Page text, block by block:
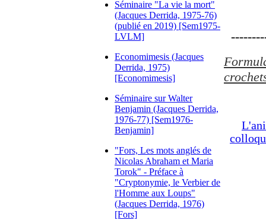
Séminaire "La vie la mort"
(Jacques Derrida, 1975-76)
(publié en 2019) [Sem1975-
LVLM]
Economimesis (Jacques
Derrida, 1975)
[Economimesis]
Séminaire sur Walter
Benjamin (Jacques Derrida,
1976-77) [Sem1976-
Benjamin]
"Fors, Les mots anglés de
Nicolas Abraham et Maria
Torok" - Préface à
"Cryptonymie, le Verbier de
l'Homme aux Loups"
(Jacques Derrida, 1976)
[Fors]